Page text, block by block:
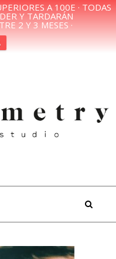
A 100E · TODAS
Y TARDARÁN
2 Y 3 MESES ·